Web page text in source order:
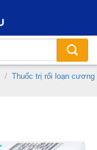
/ Thuốc trị rối loạn cương